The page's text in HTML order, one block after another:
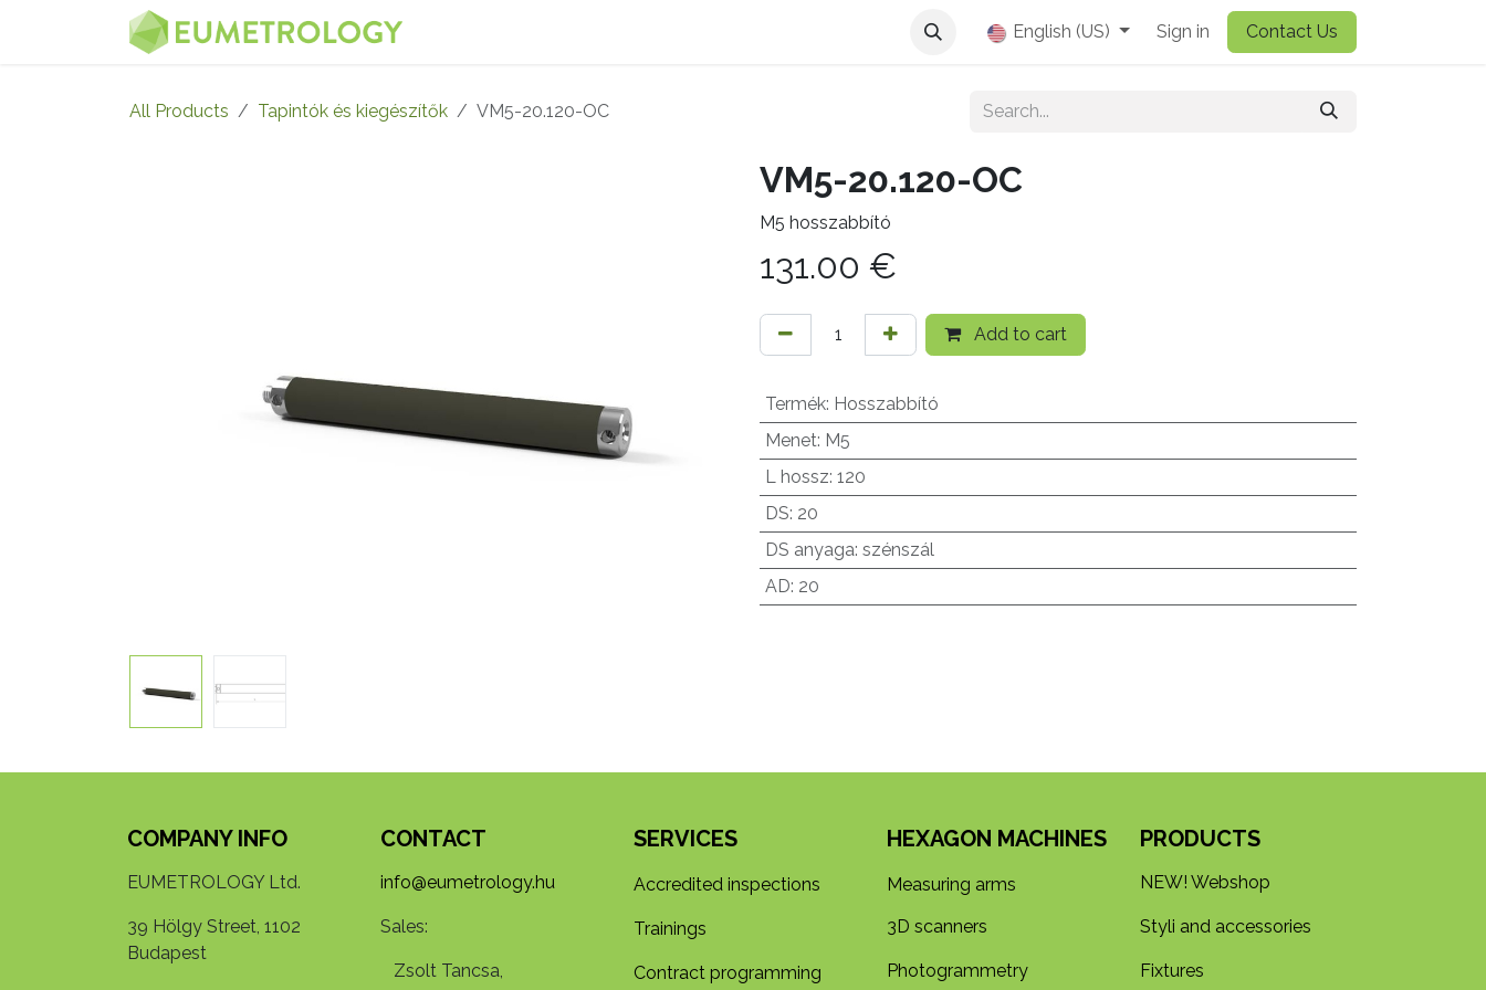
English (US) Sign in Contact Us
All Products Tapintók és kiegészítők VM5-20.120-OC
VM5-20.120-OC
M5 hosszabbító
131.00 €
Add to cart
Termék: Hosszabbító
Menet: M5
L hossz: 120
DS: 20
DS anyaga: szénszál
AD: 20
COMPANY INFO
EUMETROLOGY Ltd.
39 Hölgy Street, 1102
Budapest
CONTACT
info@eumetrology.hu
Sales:
Zsolt Tancsa,
SERVICES
Accredited inspections
Trainings
Contract programming
HEXAGON MACHINES
Measuring arms
3D s​​canners
Photogrammetry
PRODUCTS
NEW! Webshop
Styli and accessories
Fixtures